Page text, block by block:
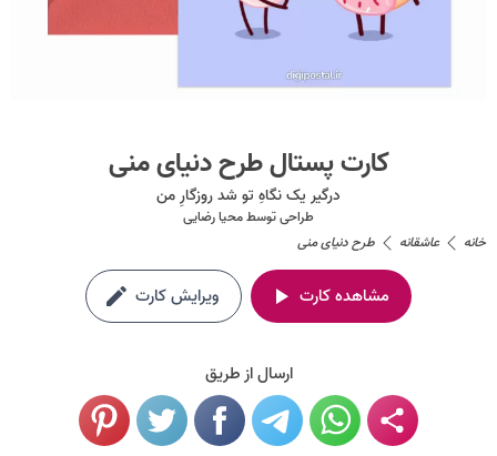
کارت پستال طرح دنیای منی
درگیر یک نگاهِ تو شد روزگارِ من
طراحی توسطمحیا رضایی
خانه
عاشقانه طرح دنیای منی
مشاهده کارت ویرایش کارت
ارسال از طریق